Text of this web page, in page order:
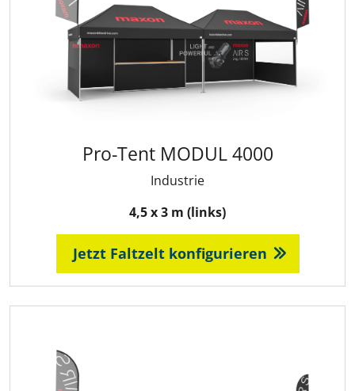
Pro-Tent MODUL 4000
Industrie
4,5 x 3 m (links)
Jetzt Faltzelt konfigurieren